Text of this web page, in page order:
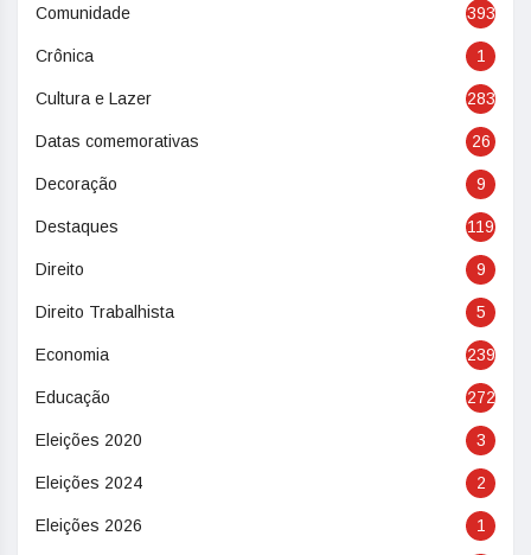
Comunidade 393
Crônica 1
Cultura e Lazer 283
Datas comemorativas 26
Decoração 9
Destaques 119
Direito 9
Direito Trabalhista 5
Economia 239
Educação 272
Eleições 2020 3
Eleições 2024 2
Eleições 2026 1